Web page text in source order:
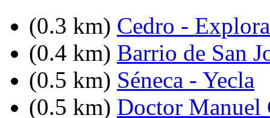
(0.3 km) Cedro -
(0.4 km) Barrio de San
(0.5 km) Séneca - Yecla
(0.5 km) Doctor Manuel